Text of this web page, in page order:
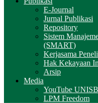
E-Journal
Jurnal Publikasi
Repository
Sistem
(SMART)
Kerjasama
Hak Kekayaan
Arsip
Media
YouTube
LPM Freedom